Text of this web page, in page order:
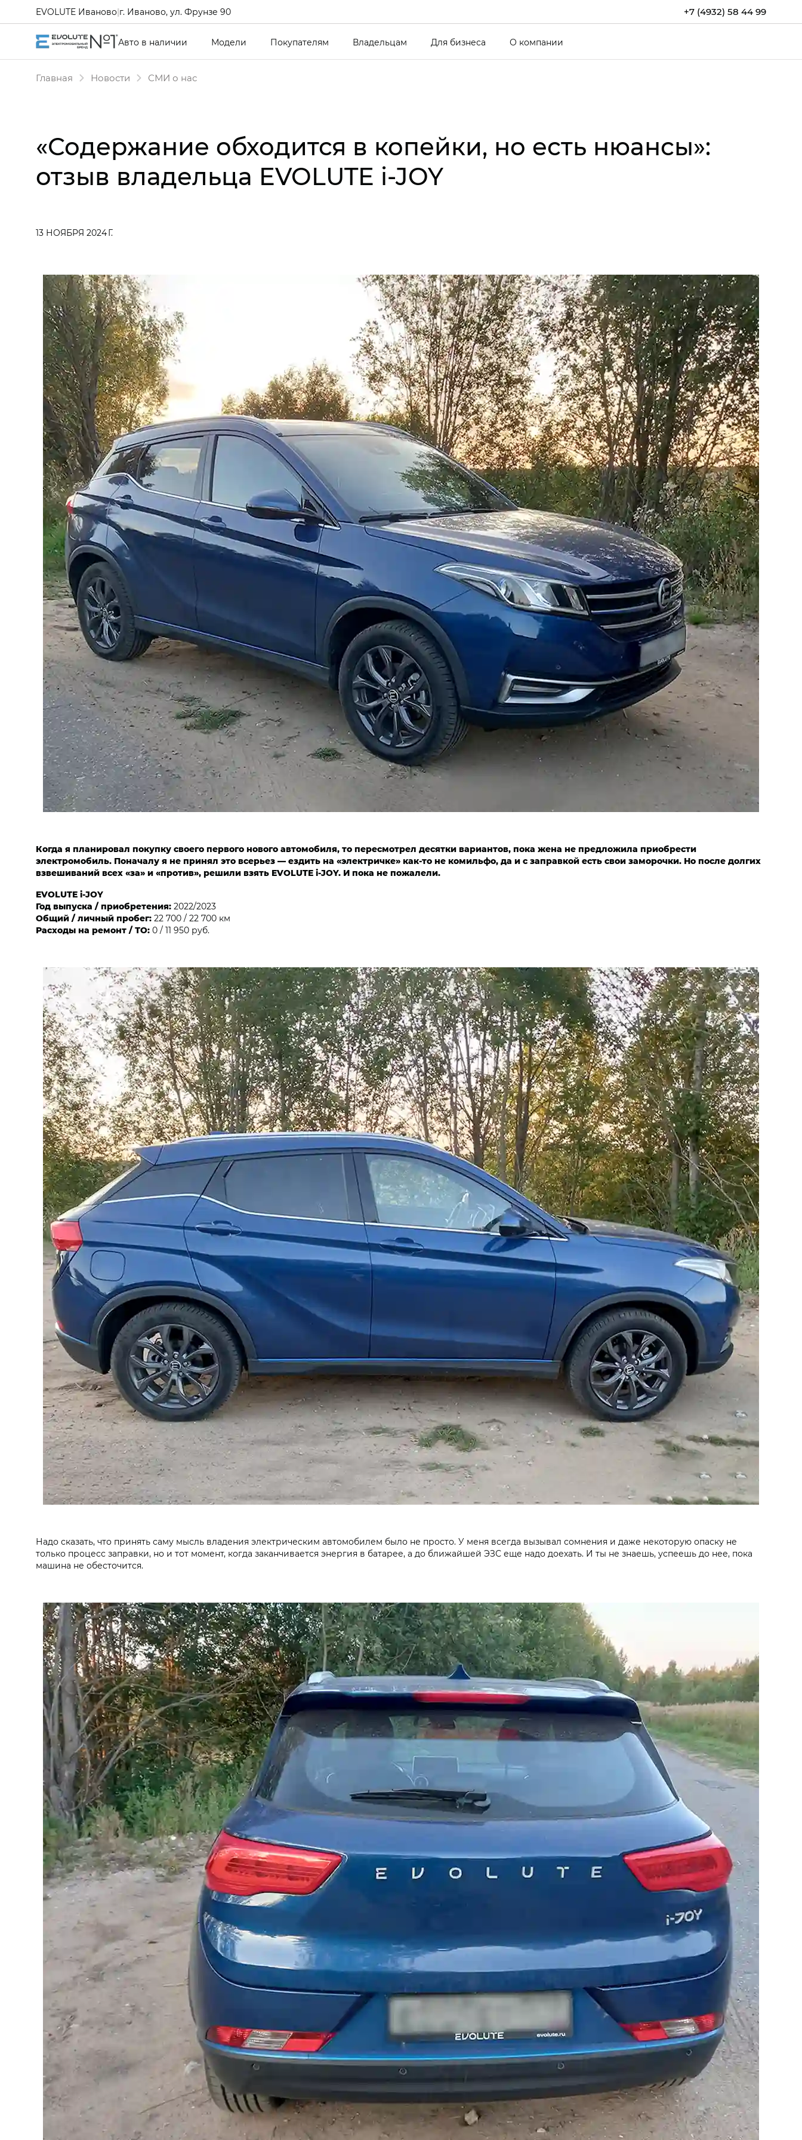
+7 (4932) 58 44 99
EVOLUTE Иваново|г. Иваново, ул. Фрунзе 90
Авто в наличии Модели Покупателям Владельцам Для бизнеса О компании
Главная Новости СМИ о нас
«Содержание обходится в копейки, но есть нюансы»:
отзыв владельца EVOLUTE i-JOY
13 НОЯБРЯ 2024 Г.
Когда я планировал покупку своего первого нового автомобиля, то пересмотрел десятки вариантов, пока жена не предложила приобрести
электромобиль. Поначалу я не принял это всерьез — ездить на «электричке» как-то не комильфо, да и с заправкой есть свои заморочки. Но после долгих
взвешиваний всех «за» и «против», решили взять EVOLUTE i‑JOY. И пока не пожалели.
EVOLUTE i‑JOY
Год выпуска / приобретения: 2022/2023
Общий / личный пробег: 22 700 / 22 700 км
Расходы на ремонт / ТО: 0 / 11 950 руб.
Надо сказать, что принять саму мысль владения электрическим автомобилем было не просто. У меня всегда вызывал сомнения и даже некоторую опаску не
только процесс заправки, но и тот момент, когда заканчивается энергия в батарее, а до ближайшей ЭЗС еще надо доехать. И ты не знаешь, успеешь до нее, пока
машина не обесточится.